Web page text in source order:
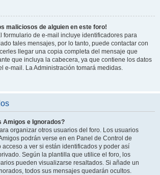
maliciosos de alguien en este foro!
formulario de e-mail incluye identificadores para
tales mensajes, por lo tanto, puede contactar con
llegar una copia completa del mensaje que
que incluya la cabecera, ya que contiene los datos
e-mail. La Administración tomará medidas.
Amigos e Ignorados?
organizar otros usuarios del foro. Los usuarios
podrán verse en en Panel de Control de
a ver si están identificados y poder así
Según la plantilla que utilice el foro, los
pueden visualizarse resaltados. Si añade un
todos sus mensajes quedarán ocultos.